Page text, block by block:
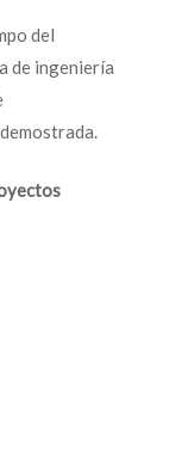
del
de ingeniería